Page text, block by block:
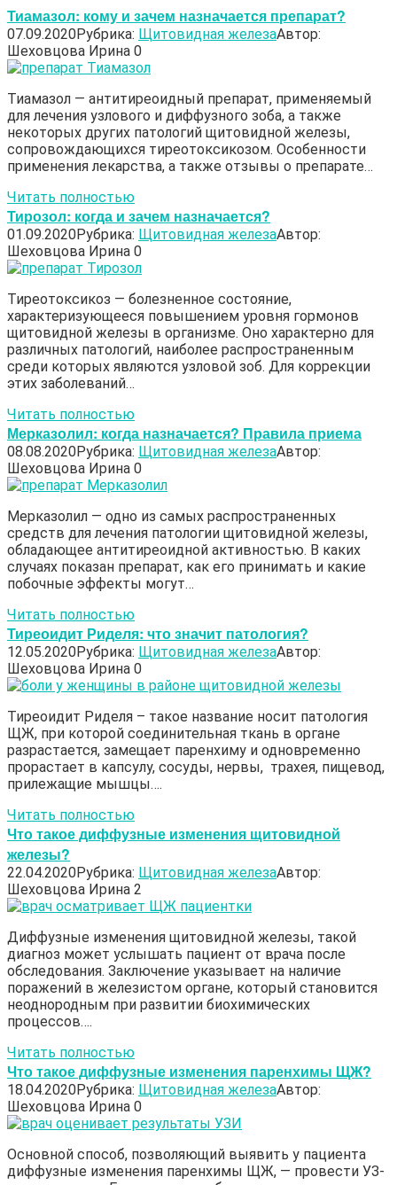
Тиамазол: кому и зачем назначается препарат?
07.09.2020Рубрика: Щитовидная железаАвтор:
Шеховцова Ирина 0
Тиамазол — антитиреоидный препарат, применяемый
для лечения узлового и диффузного зоба, а также
некоторых других патологий щитовидной железы,
сопровождающихся тиреотоксикозом. Особенности
применения лекарства, а также отзывы о препарате…
Читать полностью
Тирозол: когда и зачем назначается?
01.09.2020Рубрика: Щитовидная железаАвтор:
Шеховцова Ирина 0
Тиреотоксикоз — болезненное состояние,
характеризующееся повышением уровня гормонов
щитовидной железы в организме. Оно характерно для
различных патологий, наиболее распространенным
среди которых являются узловой зоб. Для коррекции
этих заболеваний…
Читать полностью
Мерказолил: когда назначается? Правила приема
08.08.2020Рубрика: Щитовидная железаАвтор:
Шеховцова Ирина 0
Мерказолил — одно из самых распространенных
средств для лечения патологии щитовидной железы,
обладающее антитиреоидной активностью. В каких
случаях показан препарат, как его принимать и какие
побочные эффекты могут…
Читать полностью
Тиреоидит Риделя: что значит патология?
12.05.2020Рубрика: Щитовидная железаАвтор:
Шеховцова Ирина 0
Тиреоидит Риделя – такое название носит патология
ЩЖ, при которой соединительная ткань в органе
разрастается, замещает паренхиму и одновременно
прорастает в капсулу, сосуды, нервы, трахея, пищевод,
прилежащие мышцы….
Читать полностью
Что такое диффузные изменения щитовидной
железы?
22.04.2020Рубрика: Щитовидная железаАвтор:
Шеховцова Ирина 2
Диффузные изменения щитовидной железы, такой
диагноз может услышать пациент от врача после
обследования. Заключение указывает на наличие
поражений в железистом органе, который становится
неоднородным при развитии биохимических
процессов….
Читать полностью
Что такое диффузные изменения паренхимы ЩЖ?
18.04.2020Рубрика: Щитовидная железаАвтор:
Шеховцова Ирина 0
Основной способ, позволяющий выявить у пациента
диффузные изменения паренхимы ЩЖ, — провести УЗ-